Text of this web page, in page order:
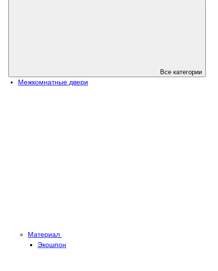
Все категории
Межкомнатные двери
Материал
Экошпон